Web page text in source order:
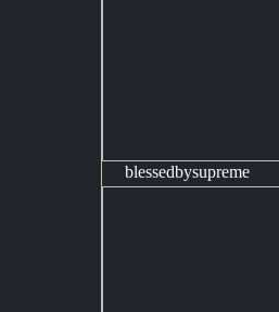
blessedbysupreme